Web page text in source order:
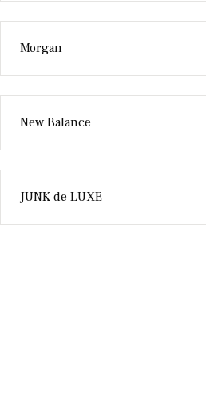
Morgan
New Balance
JUNK de LUXE